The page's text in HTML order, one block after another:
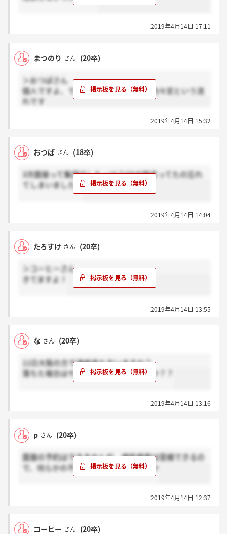
2019年4月14日 17:11
まつのり さん (20卒)
＞おつぱさん
個人ですよ、で、これ通過して最終→内々定という流
れです
2019年4月14日 15:32
おつぱ さん (18卒)
3次面接って集団でしたっけ？GDの時言ってたの忘れ
てしまいました。
2019年4月14日 14:04
たろすけ さん (20卒)
＞コーヒーさん
きてますよ！
2019年4月14日 13:55
な さん (20卒)
11日大阪の方で連絡来た方いますか？
落ちた場合はサイレントなんでしょうか？？
2019年4月14日 13:16
p さん (20卒)
面接の予約はできませんが、適性検査は受検できるの
で、何らかの不具合ではないでしょうか
2019年4月14日 12:37
コーヒー さん (20卒)